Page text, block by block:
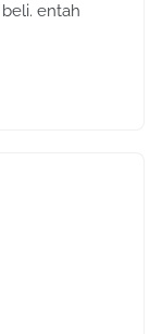
entah